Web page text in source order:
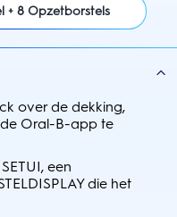
+ 8 Opzetborstels
over de dekking,
de Oral-B-app te
een
die het